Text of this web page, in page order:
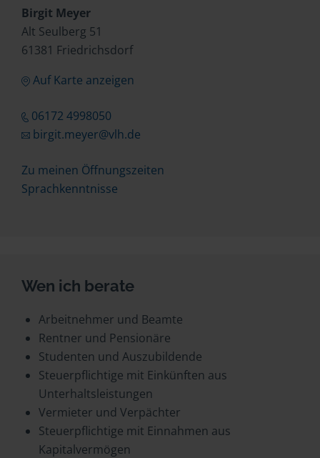
Birgit Meyer
Alt Seulberg 51
61381 Friedrichsdorf
Auf Karte anzeigen
06172 4998050
birgit.meyer@vlh.de
Zu meinen Öffnungszeiten
Sprachkenntnisse
Wen ich berate
Arbeitnehmer und Beamte
Rentner und Pensionäre
Studenten und Auszubildende
Steuerpflichtige mit Einkünften aus
Unterhaltsleistungen
Vermieter und Verpächter
Steuerpflichtige mit Einnahmen aus
Kapitalvermögen